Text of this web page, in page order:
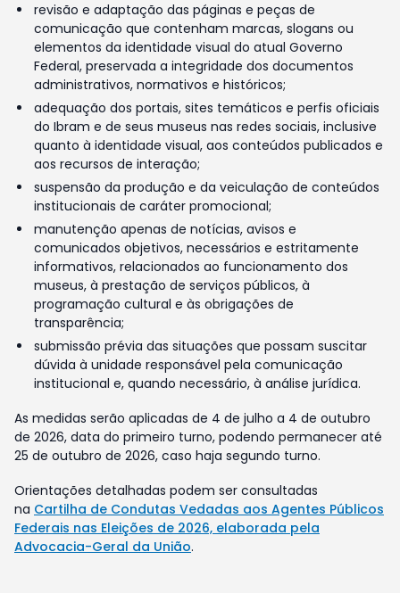
revisão e adaptação das páginas e peças de
comunicação que contenham marcas, slogans ou
elementos da identidade visual do atual Governo
Federal, preservada a integridade dos documentos
administrativos, normativos e históricos;
adequação dos portais, sites temáticos e perfis oficiais
do Ibram e de seus museus nas redes sociais, inclusive
quanto à identidade visual, aos conteúdos publicados e
aos recursos de interação;
suspensão da produção e da veiculação de conteúdos
institucionais de caráter promocional;
manutenção apenas de notícias, avisos e
comunicados objetivos, necessários e estritamente
informativos, relacionados ao funcionamento dos
museus, à prestação de serviços públicos, à
programação cultural e às obrigações de
transparência;
submissão prévia das situações que possam suscitar
dúvida à unidade responsável pela comunicação
institucional e, quando necessário, à análise jurídica.
As medidas serão aplicadas de 4 de julho a 4 de outubro
de 2026, data do primeiro turno, podendo permanecer até
25 de outubro de 2026, caso haja segundo turno.
Orientações detalhadas podem ser consultadas
na Cartilha de Condutas Vedadas aos Agentes Públicos
Federais nas Eleições de 2026, elaborada pela
Advocacia-Geral da União.